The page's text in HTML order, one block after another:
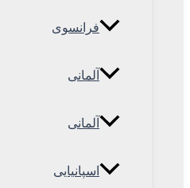
فرانسوی
آلمانی
آلمانی
اسپانیایی